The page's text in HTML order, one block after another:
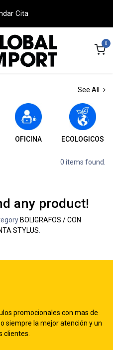
Cita
0
See All
OFICINA ECOLOGICOS
0 items found.
any product!
BOLIGRAFOS / CON
STYLUS
promocionales con mas de
siempre la mejor atención y un
clientes.